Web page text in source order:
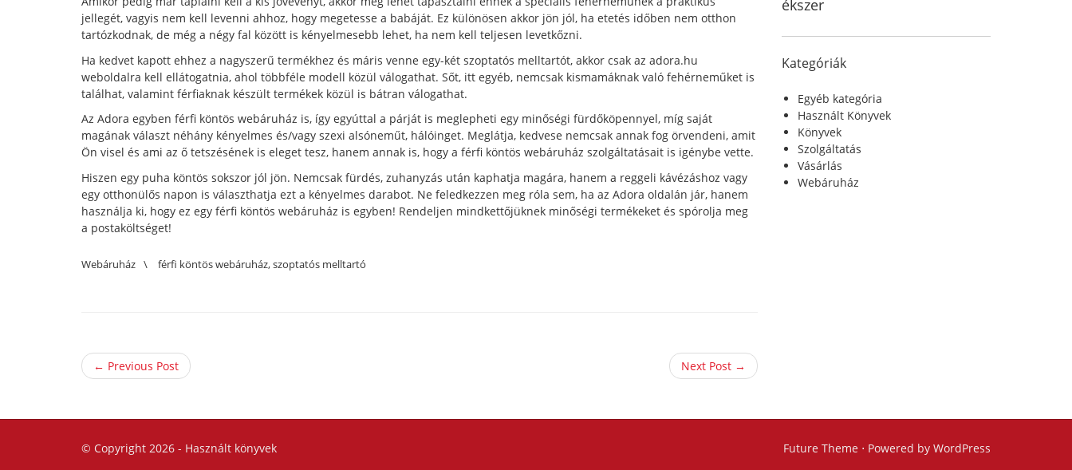
jellegét, vagyis nem kell levenni ahhoz, hogy megetesse a babáját. Ez különösen akkor jön jól, ha etetés időben nem otthon
tartózkodnak, de még a négy fal között is kényelmesebb lehet, ha nem kell teljesen levetkőzni.
Ha kedvet kapott ehhez a nagyszerű termékhez és máris venne egy-két szoptatós melltartót, akkor csak az adora.hu
weboldalra kell ellátogatnia, ahol többféle modell közül válogathat. Sőt, itt egyéb, nemcsak kismamáknak való fehérneműket is
találhat, valamint férfiaknak készült termékek közül is bátran válogathat.
Az Adora egyben férfi köntös webáruház is, így egyúttal a párját is meglepheti egy minőségi fürdőköpennyel, míg saját
magának választ néhány kényelmes és/vagy szexi alsóneműt, hálóinget. Meglátja, kedvese nemcsak annak fog örvendeni, amit
Ön visel és ami az ő tetszésének is eleget tesz, hanem annak is, hogy a férfi köntös webáruház szolgáltatásait is igénybe vette.
Hiszen egy puha köntös sokszor jól jön. Nemcsak fürdés, zuhanyzás után kaphatja magára, hanem a reggeli kávézáshoz vagy
egy otthonülős napon is választhatja ezt a kényelmes darabot. Ne feledkezzen meg róla sem, ha az Adora oldalán jár, hanem
használja ki, hogy ez egy férfi köntös webáruház is egyben! Rendeljen mindkettőjüknek minőségi termékeket és spórolja meg
a postaköltséget!
Webáruház \ férfi köntös webáruház,szoptatós melltartó
← Previous Post Next Post →
ékszer
Kategóriák
Egyéb kategória
Használt Könyvek
Könyvek
Szolgáltatás
Vásárlás
Webáruház
© Copyright 2026 - Használt könyvek Future Theme ⋅ Powered by WordPress